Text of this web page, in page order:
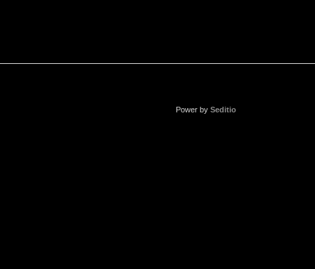
Power by Seditio